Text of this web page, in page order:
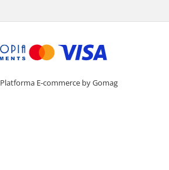
Platforma E-commerce by Gomag